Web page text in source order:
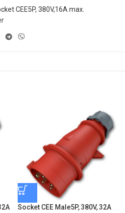
CEE5P, 380V,16A max.
Socket CEE Male5P, 380V, 32A